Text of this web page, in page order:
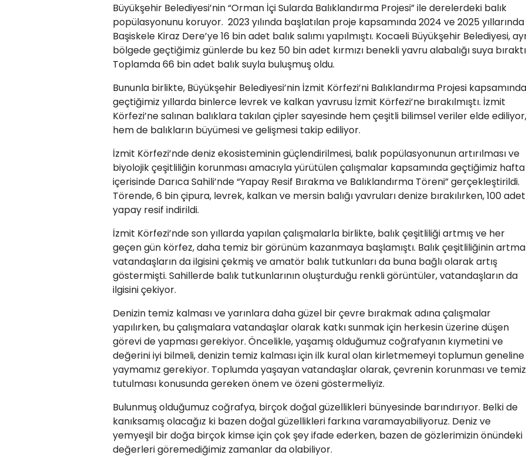
Büyükşehir Belediyesi’nin “Orman İçi Sularda Balıklandırma Projesi” ile derelerdeki balık
popülasyonunu koruyor. 2023 yılında başlatılan proje kapsamında 2024 ve 2025 yıllarında
Başiskele Kiraz Dere’ye 16 bin adet balık salımı yapılmıştı. Kocaeli Büyükşehir Belediyesi,
bölgede geçtiğimiz günlerde bu kez 50 bin adet kırmızı benekli yavru alabalığı suya
Toplamda 66 bin adet balık suyla buluşmuş oldu.
Bununla birlikte, Büyükşehir Belediyesi’nin İzmit Körfezi’ni Balıklandırma Projesi kapsamında
geçtiğimiz yıllarda binlerce levrek ve kalkan yavrusu İzmit Körfezi’ne bırakılmıştı. İzmit
Körfezi’ne salınan balıklara takılan çipler sayesinde hem çeşitli bilimsel veriler elde ediliyor,
hem de balıkların büyümesi ve gelişmesi takip ediliyor.
İzmit Körfezi’nde deniz ekosisteminin güçlendirilmesi, balık popülasyonunun artırılması ve
biyolojik çeşitliliğin korunması amacıyla yürütülen çalışmalar kapsamında geçtiğimiz hafta
içerisinde Darıca Sahili’nde “Yapay Resif Bırakma ve Balıklandırma Töreni” gerçekleştirildi.
Törende, 6 bin çipura, levrek, kalkan ve mersin balığı yavruları denize bırakılırken, 100 adet
yapay resif indirildi.
İzmit Körfezi’nde son yıllarda yapılan çalışmalarla birlikte, balık çeşitliliği artmış ve her
geçen gün körfez, daha temiz bir görünüm kazanmaya başlamıştı. Balık çeşitliliğinin
vatandaşların da ilgisini çekmiş ve amatör balık tutkunları da buna bağlı olarak artış
göstermişti. Sahillerde balık tutkunlarının oluşturduğu renkli görüntüler, vatandaşların da
ilgisini çekiyor.
Denizin temiz kalması ve yarınlara daha güzel bir çevre bırakmak adına çalışmalar
yapılırken, bu çalışmalara vatandaşlar olarak katkı sunmak için herkesin üzerine düşen
görevi de yapması gerekiyor. Öncelikle, yaşamış olduğumuz coğrafyanın kıymetini ve
değerini iyi bilmeli, denizin temiz kalması için ilk kural olan kirletmemeyi toplumun geneline
yaymamız gerekiyor. Toplumda yaşayan vatandaşlar olarak, çevrenin korunması ve temiz
tutulması konusunda gereken önem ve özeni göstermeliyiz.
Bulunmuş olduğumuz coğrafya, birçok doğal güzellikleri bünyesinde barındırıyor. Belki de
kanıksamış olacağız ki bazen doğal güzellikleri farkına varamayabiliyoruz. Deniz ve
yemyeşil bir doğa birçok kimse için çok şey ifade ederken, bazen de gözlerimizin önündeki
değerleri göremediğimiz zamanlar da olabiliyor.